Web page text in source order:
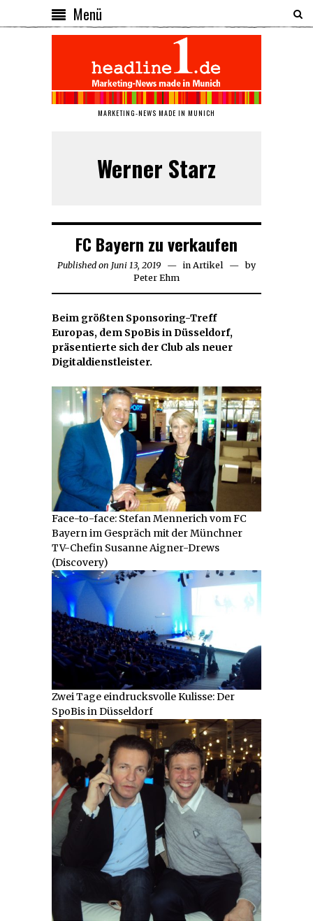
Menü
MARKETING-NEWS MADE IN MUNICH
Werner Starz
FC Bayern zu verkaufen
Published on Juni 13, 2019 Juni
13,
2019
in Artikel
by
Peter Ehm
Beim größten Sponsoring-Treff
Europas, dem SpoBis in Düsseldorf,
präsentierte sich der Club als neuer
Digitaldienstleister.
Face-to-face: Stefan Mennerich vom FC
Bayern im Gespräch mit der Münchner
TV-Chefin Susanne Aigner-Drews
(Discovery)
Zwei Tage eindrucksvolle Kulisse: Der
SpoBis in Düsseldorf